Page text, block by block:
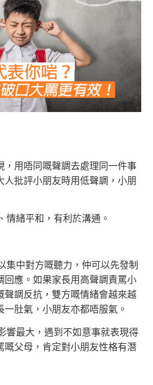
，用唔同嘅聲調去處理同一件事
批評小朋友時用低聲調，小朋
情緒平和，有利於溝通。
集中對方嘅聽力，仲可以先發制
回應。如果家長用高聲調責罵小
調反抗， 雙方嘅情緒會越來越
肚氣，小朋友亦都唔服氣。
響最大，遇到不如意事就表現得
嘅父母，肯定對小朋友性格有潛